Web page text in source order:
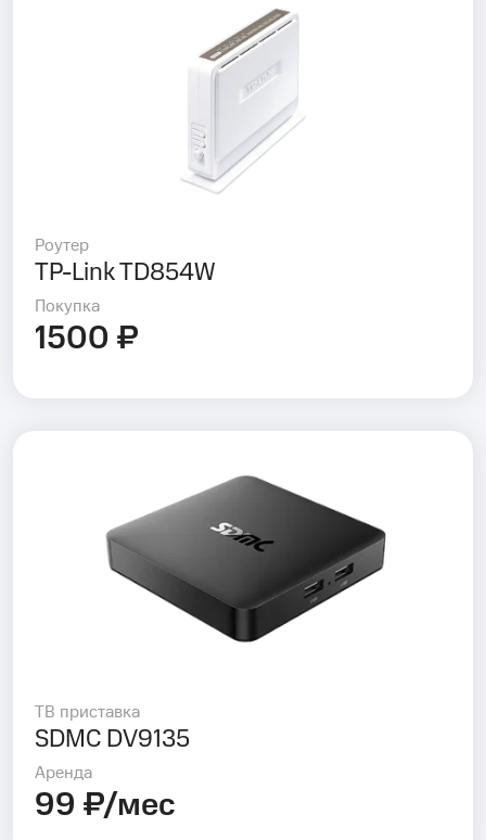
Роутер
TP-Link TD854W
Покупка
1500 ₽
ТВ приставка
SDMC DV9135
Аренда
99 ₽/мес